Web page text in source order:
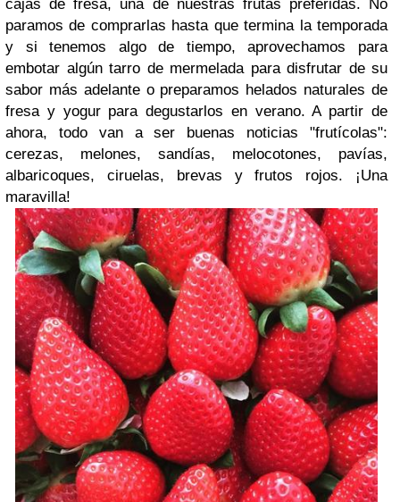
cajas de fresa, una de nuestras frutas preferidas. No
paramos de comprarlas hasta que termina la temporada
y si tenemos algo de tiempo, aprovechamos para
embotar algún tarro de mermelada para disfrutar de su
sabor más adelante o preparamos helados naturales de
fresa y yogur para degustarlos en verano. A partir de
ahora, todo van a ser buenas noticias "frutícolas":
cerezas, melones, sandías, melocotones, pavías,
albaricoques, ciruelas, brevas y frutos rojos. ¡Una
maravilla!